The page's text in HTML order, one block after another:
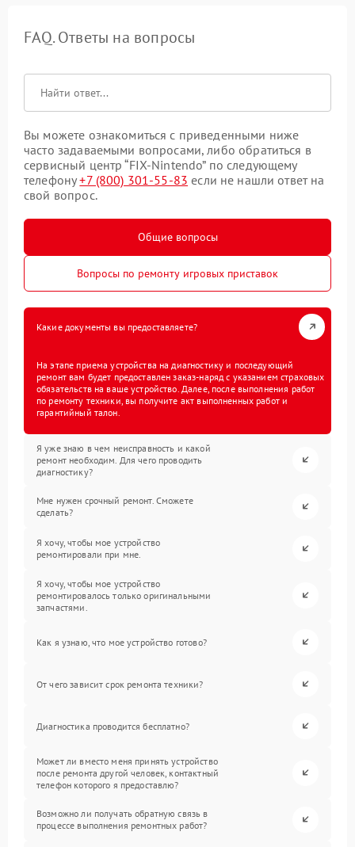
FAQ. Ответы на вопросы
Вы можете ознакомиться с приведенными ниже
часто задаваемыми вопросами, либо обратиться в
сервисный центр “FIX-Nintendo” по следующему
телефону+7 (800) 301-55-83 если не нашли ответ на
свой вопрос.
Общие вопросы
Вопросы по ремонту игровых приставок
Какие документы вы предоставляете?
На этапе приема устройства на диагностику и последующий
ремонт вам будет предоставлен заказ-наряд с указанием страховых
обязательств на ваше устройство. Далее, после выполнения работ
по ремонту техники, вы получите акт выполненных работ и
гарантийный талон.
Я уже знаю в чем неисправность и какой
ремонт необходим. Для чего проводить
диагностику?
Мне нужен срочный ремонт. Сможете
сделать?
Я хочу, чтобы мое устройство
ремонтировали при мне.
Я хочу, чтобы мое устройство
ремонтировалось только оригинальными
запчастями.
Как я узнаю, что мое устройство готово?
От чего зависит срок ремонта техники?
Диагностика проводится бесплатно?
Может ли вместо меня принять устройство
после ремонта другой человек, контактный
телефон которого я предоставлю?
Возможно ли получать обратную связь в
процессе выполнения ремонтных работ?